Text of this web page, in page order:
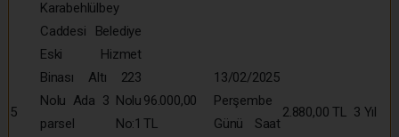
5
Karabehlülbey
Caddesi Belediye
Eski Hizmet
Binası Altı 223
Nolu Ada 3 Nolu
parsel No:1
96.000,00
TL
13/02/2025
Perşembe
Günü Saat
2.880,00 TL 3 Yıl